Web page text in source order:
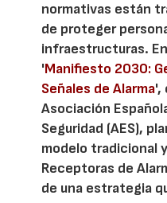
normativas están
de proteger
infraestructuras.
'Manifiesto 2030:
Señales de Alarma',
Asociación
Seguridad (AES),
modelo tradicional
Receptoras de
de una estrategia